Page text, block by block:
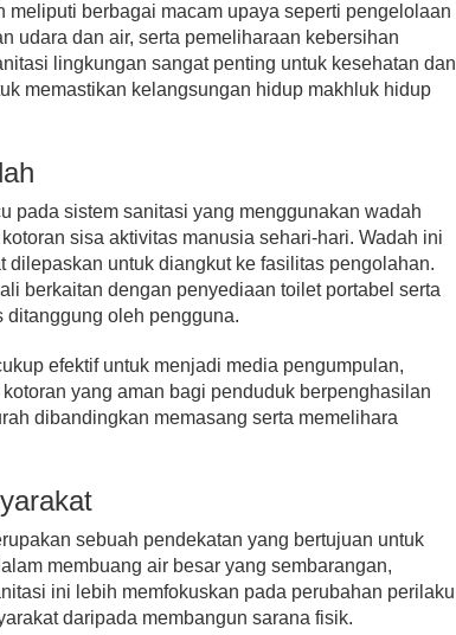
meliputi berbagai macam upaya seperti pengelolaan
udara dan air, serta pemeliharaan kebersihan
lingkungan sangat penting untuk kesehatan dan
memastikan kelangsungan hidup makhluk hidup
pada sistem sanitasi yang menggunakan wadah
sisa aktivitas manusia sehari-hari. Wadah ini
dilepaskan untuk diangkut ke fasilitas pengolahan.
berkaitan dengan penyediaan toilet portabel serta
ditanggung oleh pengguna.
efektif untuk menjadi media pengumpulan,
yang aman bagi penduduk berpenghasilan
dibandingkan memasang serta memelihara
sebuah pendekatan yang bertujuan untuk
membuang air besar yang sembarangan,
ini lebih memfokuskan pada perubahan perilaku
daripada membangun sarana fisik.